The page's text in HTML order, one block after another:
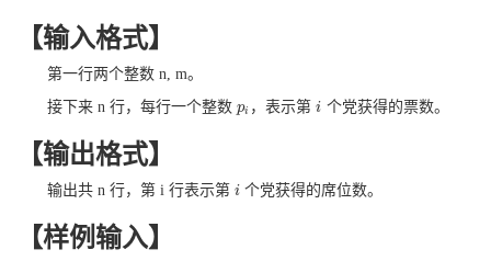
【输入格式】
第一行两个整数 n, m。
接下来 n 行，每行一个整数 pi
pi ，表示第i
i 个党获得的票数。
【输出格式】
输出共 n 行，第 i 行表示第 i
i 个党获得的席位数。
【样例输入】